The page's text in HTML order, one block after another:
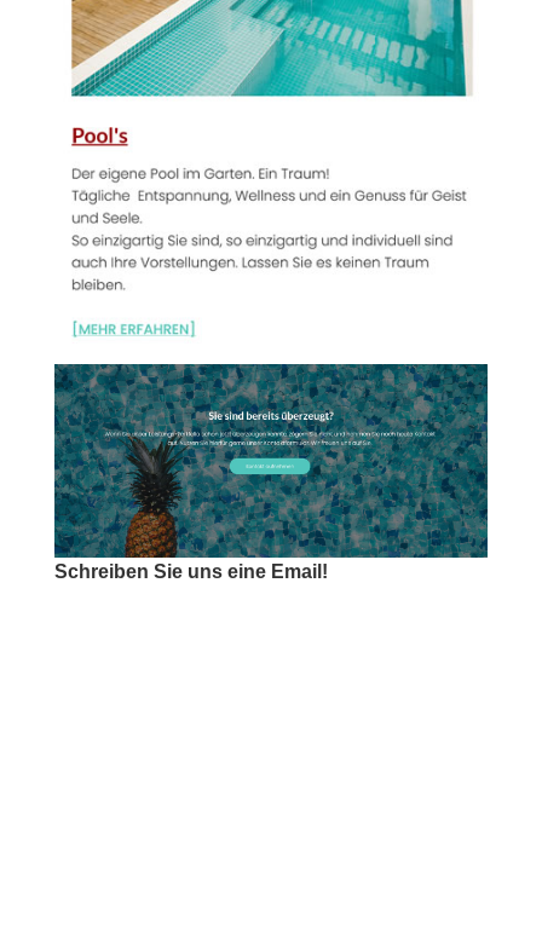
Schreiben Sie uns eine Email!